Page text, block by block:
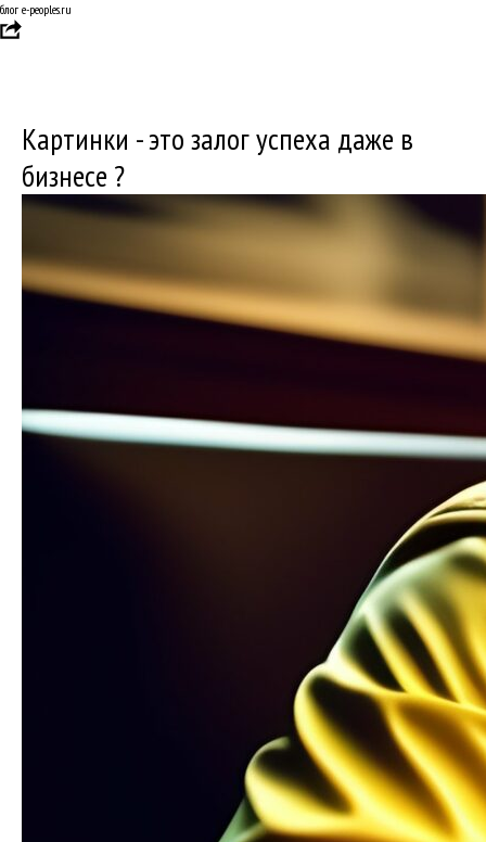
блог e-peoples.ru
Картинки - это залог успеха даже в
бизнесе ?